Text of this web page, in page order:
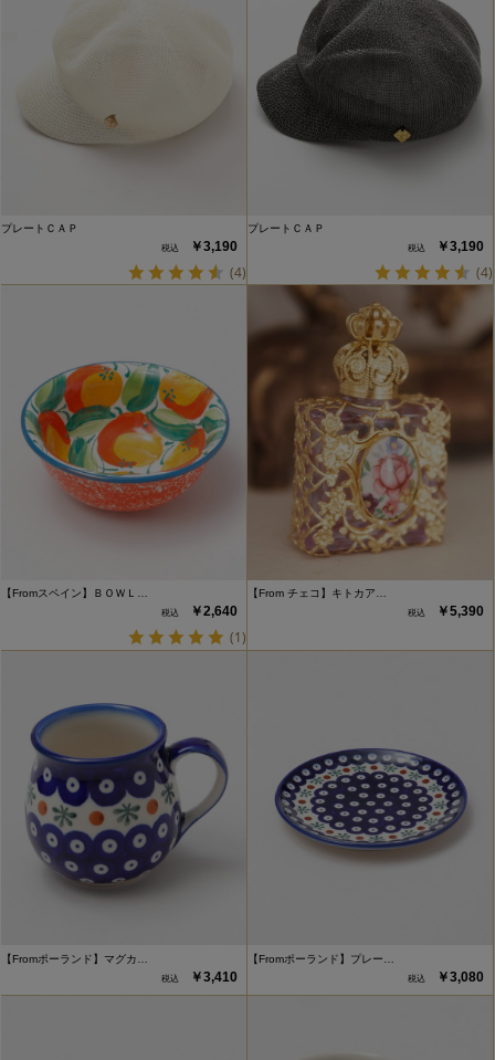
プレートＣＡＰ
￥3,190
(4)
プレートＣＡＰ
￥3,190
(4)
【Fromスペイン】ＢＯＷＬ…
￥2,640
(1)
【From チェコ】キトカア…
￥5,390
【Fromポーランド】マグカ…
￥3,410
【Fromポーランド】プレー…
￥3,080